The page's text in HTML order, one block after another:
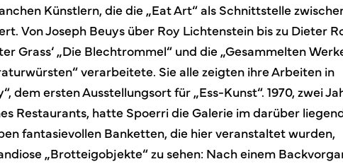
Künstlern, die die „Eat Art“ als Schnittstelle
Von Joseph Beuys über Roy Lichtenstein bis zu Dieter
Grass‘ „Die Blechtrommel“ und die „Gesammelten
verarbeitete. Sie alle zeigten ihre Arbeiten in
dem ersten Ausstellungsort für „Ess-Kunst“. 1970, zwei
Restaurants, hatte Spoerri die Galerie im darüber
fantasievollen Banketten, die hier veranstaltet wurden,
„Brotteigobjekte“ zu sehen: Nach einem